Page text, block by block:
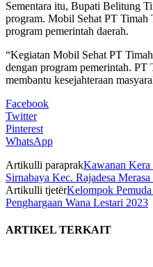
Sementara itu, Bupati Belitung
program. Mobil Sehat PT Timah
program pemerintah daerah.
“Kegiatan Mobil Sehat PT
dengan program pemerintah. PT
membantu kesejahteraan
Facebook
Twitter
Pinterest
WhatsApp
Artikulli paraprakKawanan Kera
Sirnabaya Kec. Rajadesa Merasa
Artikulli tjetërKelompok
Penghargaan Wana Lestari 2023
ARTIKEL TERKAIT